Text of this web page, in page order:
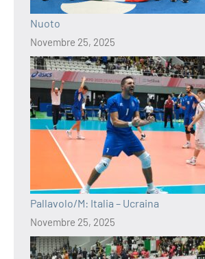
Nuoto
Novembre 25, 2025
Pallavolo/M: Italia – Ucraina
Novembre 25, 2025